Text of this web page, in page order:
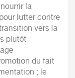
la
lutter contre
vers la
plutôt
du fait
; le